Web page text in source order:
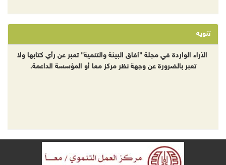
تنويه
الآراء الواردة في مجلة "آفاق البيئة والتنمية" تعبر عن رأي كتابها ولا
تعبر بالضرورة عن وجهة نظر مركز معا أو المؤسسة الداعمة.